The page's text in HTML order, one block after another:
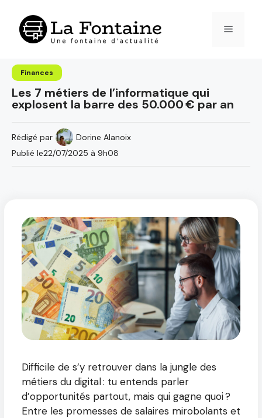
contenu
Menu
Finances
Les 7 métiers de l’informatique qui
explosent la barre des 50.000 € par an
Rédigé par
Dorine Alanoix
Publié le22/07/2025 à 9h08
Difficile de s’y retrouver dans la jungle des
métiers du digital : tu entends parler
d’opportunités partout, mais qui gagne quoi ?
Entre les promesses de salaires mirobolants et